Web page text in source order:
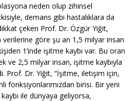
neden olup zihinsel
demans gibi hastalıklara da
çeken Prof. Dr. Özgür Yiğit,
verilerine göre şu an 1,5 milyar insan
1’inde işitme kaybı var. Bu oran
ve 2,5 milyar insan, işitme kaybıyla
Prof. Dr. Yiğit, “İşitme, iletişim için,
fonksiyonlarımızdan birisi. Bir yeni
ile dünyaya geliyorsa,